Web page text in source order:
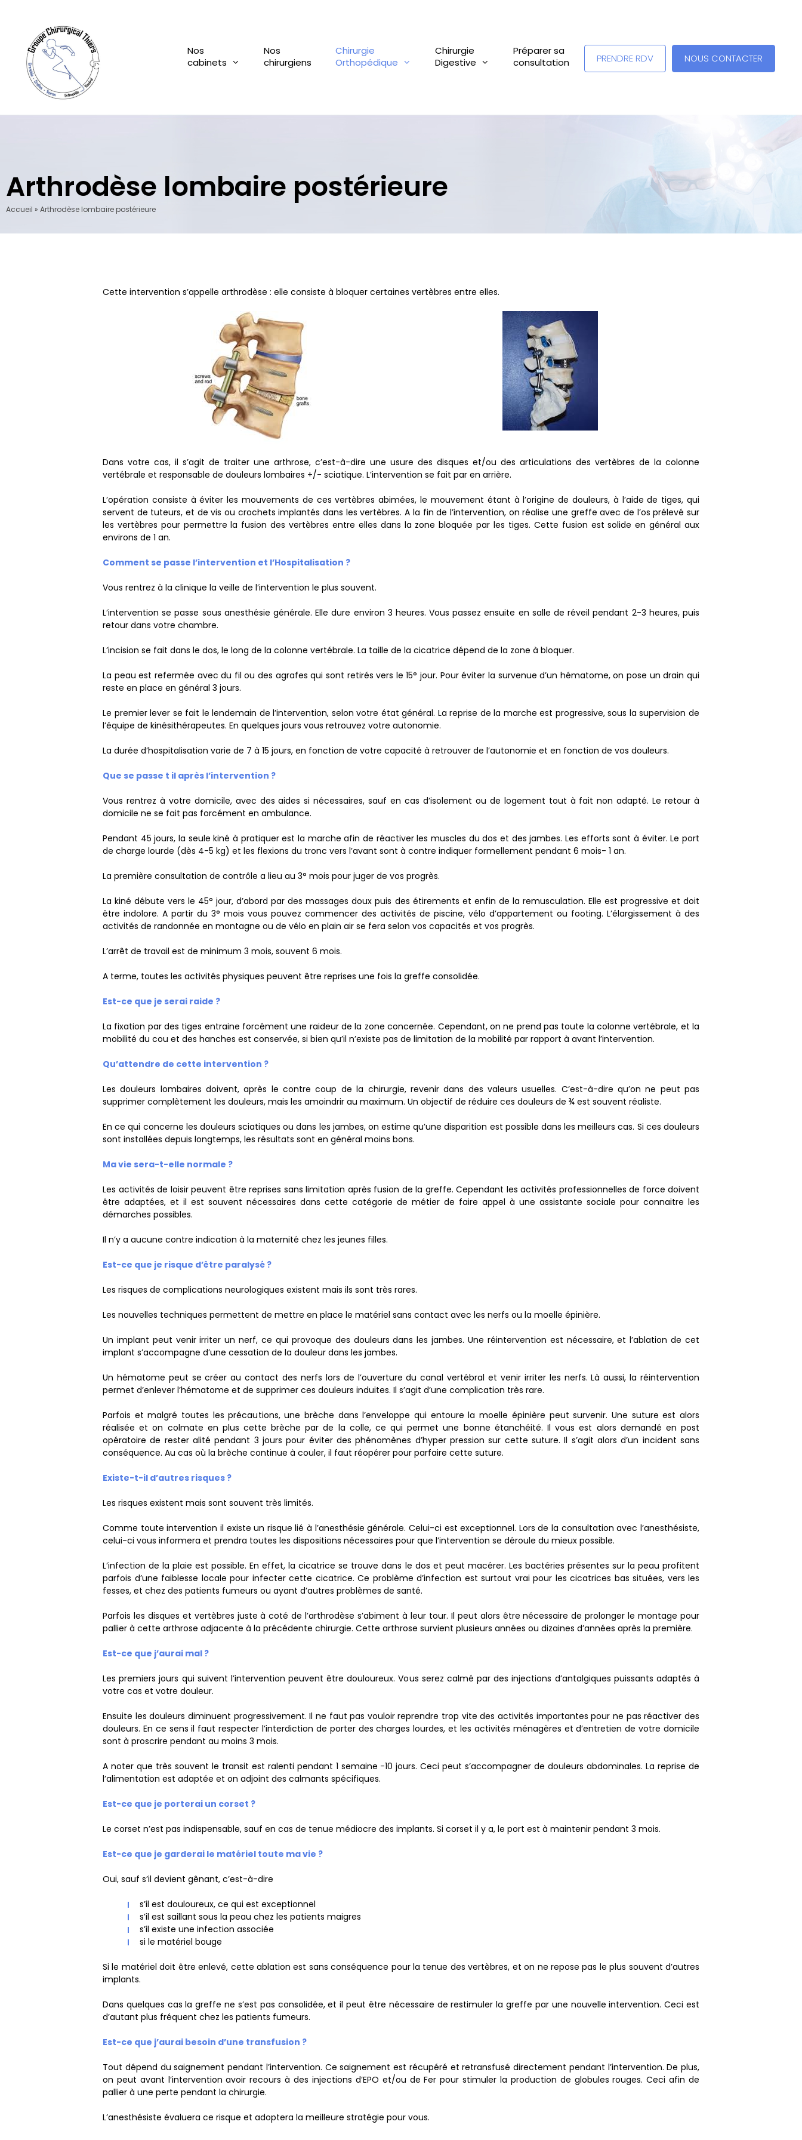
Nos
cabinets
Nos
chirurgiens
Chirurgie
Orthopédique
Chirurgie
Digestive
Préparer sa
consultation
PRENDRE RDV NOUS CONTACTER
Arthrodèse lombaire postérieure
Accueil » Arthrodèse lombaire postérieure
Cette intervention s’appelle arthrodèse : elle consiste à bloquer certaines vertèbres entre elles.
Dans votre cas, il s’agit de traiter une arthrose, c’est-à-dire une usure des disques et/ou des articulations des vertèbres de la colonne
vertébrale et responsable de douleurs lombaires +/- sciatique. L’intervention se fait par en arrière.
L’opération consiste à éviter les mouvements de ces vertèbres abimées, le mouvement étant à l’origine de douleurs, à l’aide de tiges, qui
servent de tuteurs, et de vis ou crochets implantés dans les vertèbres. A la fin de l’intervention, on réalise une greffe avec de l’os prélevé sur
les vertèbres pour permettre la fusion des vertèbres entre elles dans la zone bloquée par les tiges. Cette fusion est solide en général aux
environs de 1 an.
Comment se passe l’intervention et l’Hospitalisation ?
Vous rentrez à la clinique la veille de l’intervention le plus souvent.
L’intervention se passe sous anesthésie générale. Elle dure environ 3 heures. Vous passez ensuite en salle de réveil pendant 2-3 heures, puis
retour dans votre chambre.
L’incision se fait dans le dos, le long de la colonne vertébrale. La taille de la cicatrice dépend de la zone à bloquer.
La peau est refermée avec du fil ou des agrafes qui sont retirés vers le 15° jour. Pour éviter la survenue d’un hématome, on pose un drain qui
reste en place en général 3 jours.
Le premier lever se fait le lendemain de l’intervention, selon votre état général. La reprise de la marche est progressive, sous la supervision de
l’équipe de kinésithérapeutes. En quelques jours vous retrouvez votre autonomie.
La durée d’hospitalisation varie de 7 à 15 jours, en fonction de votre capacité à retrouver de l’autonomie et en fonction de vos douleurs.
Que se passe t il après l’intervention ?
Vous rentrez à votre domicile, avec des aides si nécessaires, sauf en cas d’isolement ou de logement tout à fait non adapté. Le retour à
domicile ne se fait pas forcément en ambulance.
Pendant 45 jours, la seule kiné à pratiquer est la marche afin de réactiver les muscles du dos et des jambes. Les efforts sont à éviter. Le port
de charge lourde (dès 4-5 kg) et les flexions du tronc vers l’avant sont à contre indiquer formellement pendant 6 mois- 1 an.
La première consultation de contrôle a lieu au 3° mois pour juger de vos progrès.
La kiné débute vers le 45° jour, d’abord par des massages doux puis des étirements et enfin de la remusculation. Elle est progressive et doit
être indolore. A partir du 3° mois vous pouvez commencer des activités de piscine, vélo d’appartement ou footing. L’élargissement à des
activités de randonnée en montagne ou de vélo en plain air se fera selon vos capacités et vos progrès.
L’arrêt de travail est de minimum 3 mois, souvent 6 mois.
A terme, toutes les activités physiques peuvent être reprises une fois la greffe consolidée.
Est-ce que je serai raide ?
La fixation par des tiges entraine forcément une raideur de la zone concernée. Cependant, on ne prend pas toute la colonne vertébrale, et la
mobilité du cou et des hanches est conservée, si bien qu’il n’existe pas de limitation de la mobilité par rapport à avant l’intervention.
Qu’attendre de cette intervention ?
Les douleurs lombaires doivent, après le contre coup de la chirurgie, revenir dans des valeurs usuelles. C’est-à-dire qu’on ne peut pas
supprimer complètement les douleurs, mais les amoindrir au maximum. Un objectif de réduire ces douleurs de ¾ est souvent réaliste.
En ce qui concerne les douleurs sciatiques ou dans les jambes, on estime qu’une disparition est possible dans les meilleurs cas. Si ces douleurs
sont installées depuis longtemps, les résultats sont en général moins bons.
Ma vie sera-t-elle normale ?
Les activités de loisir peuvent être reprises sans limitation après fusion de la greffe. Cependant les activités professionnelles de force doivent
être adaptées, et il est souvent nécessaires dans cette catégorie de métier de faire appel à une assistante sociale pour connaitre les
démarches possibles.
Il n’y a aucune contre indication à la maternité chez les jeunes filles.
Est-ce que je risque d’être paralysé ?
Les risques de complications neurologiques existent mais ils sont très rares.
Les nouvelles techniques permettent de mettre en place le matériel sans contact avec les nerfs ou la moelle épinière.
Un implant peut venir irriter un nerf, ce qui provoque des douleurs dans les jambes. Une réintervention est nécessaire, et l’ablation de cet
implant s’accompagne d’une cessation de la douleur dans les jambes.
Un hématome peut se créer au contact des nerfs lors de l’ouverture du canal vertébral et venir irriter les nerfs. Là aussi, la réintervention
permet d’enlever l’hématome et de supprimer ces douleurs induites. Il s’agit d’une complication très rare.
Parfois et malgré toutes les précautions, une brèche dans l’enveloppe qui entoure la moelle épinière peut survenir. Une suture est alors
réalisée et on colmate en plus cette brèche par de la colle, ce qui permet une bonne étanchéité. Il vous est alors demandé en post
opératoire de rester alité pendant 3 jours pour éviter des phénomènes d’hyper pression sur cette suture. Il s’agit alors d’un incident sans
conséquence. Au cas où la brèche continue à couler, il faut réopérer pour parfaire cette suture.
Existe-t-il d’autres risques ?
Les risques existent mais sont souvent très limités.
Comme toute intervention il existe un risque lié à l’anesthésie générale. Celui-ci est exceptionnel. Lors de la consultation avec l’anesthésiste,
celui-ci vous informera et prendra toutes les dispositions nécessaires pour que l’intervention se déroule du mieux possible.
L’infection de la plaie est possible. En effet, la cicatrice se trouve dans le dos et peut macérer. Les bactéries présentes sur la peau profitent
parfois d’une faiblesse locale pour infecter cette cicatrice. Ce problème d’infection est surtout vrai pour les cicatrices bas situées, vers les
fesses, et chez des patients fumeurs ou ayant d’autres problèmes de santé.
Parfois les disques et vertèbres juste à coté de l’arthrodèse s’abiment à leur tour. Il peut alors être nécessaire de prolonger le montage pour
pallier à cette arthrose adjacente à la précédente chirurgie. Cette arthrose survient plusieurs années ou dizaines d’années après la première.
Est-ce que j’aurai mal ?
Les premiers jours qui suivent l’intervention peuvent être douloureux. Vous serez calmé par des injections d’antalgiques puissants adaptés à
votre cas et votre douleur.
Ensuite les douleurs diminuent progressivement. Il ne faut pas vouloir reprendre trop vite des activités importantes pour ne pas réactiver des
douleurs. En ce sens il faut respecter l’interdiction de porter des charges lourdes, et les activités ménagères et d’entretien de votre domicile
sont à proscrire pendant au moins 3 mois.
A noter que très souvent le transit est ralenti pendant 1 semaine -10 jours. Ceci peut s’accompagner de douleurs abdominales. La reprise de
l’alimentation est adaptée et on adjoint des calmants spécifiques.
Est-ce que je porterai un corset ?
Le corset n’est pas indispensable, sauf en cas de tenue médiocre des implants. Si corset il y a, le port est à maintenir pendant 3 mois.
Est-ce que je garderai le matériel toute ma vie ?
Oui, sauf s’il devient gênant, c’est-à-dire
s’il est douloureux, ce qui est exceptionnel
s’il est saillant sous la peau chez les patients maigres
s’il existe une infection associée
si le matériel bouge
Si le matériel doit être enlevé, cette ablation est sans conséquence pour la tenue des vertèbres, et on ne repose pas le plus souvent d’autres
implants.
Dans quelques cas la greffe ne s’est pas consolidée, et il peut être nécessaire de restimuler la greffe par une nouvelle intervention. Ceci est
d’autant plus fréquent chez les patients fumeurs.
Est-ce que j’aurai besoin d’une transfusion ?
Tout dépend du saignement pendant l’intervention. Ce saignement est récupéré et retransfusé directement pendant l’intervention. De plus,
on peut avant l’intervention avoir recours à des injections d’EPO et/ou de Fer pour stimuler la production de globules rouges. Ceci afin de
pallier à une perte pendant la chirurgie.
L’anesthésiste évaluera ce risque et adoptera la meilleure stratégie pour vous.